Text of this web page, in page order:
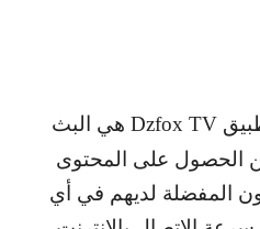
Dzfox TV هي البث
الحصول على المحتوى
المفضلة لديهم في أي